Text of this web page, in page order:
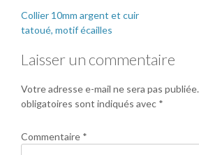
Collier 10mm argent et cuir
tatoué, motif écailles
Laisser un commentaire
Votre adresse e-mail ne sera pas publiée.
obligatoires sont indiqués avec *
Commentaire *